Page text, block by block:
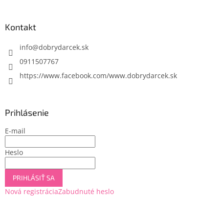
Kontakt
info@dobrydarcek.sk
0911507767
https://www.facebook.com/www.dobrydarcek.sk
Prihlásenie
E-mail
Heslo
PRIHLÁSIŤ SA
Nová registráciaZabudnuté heslo